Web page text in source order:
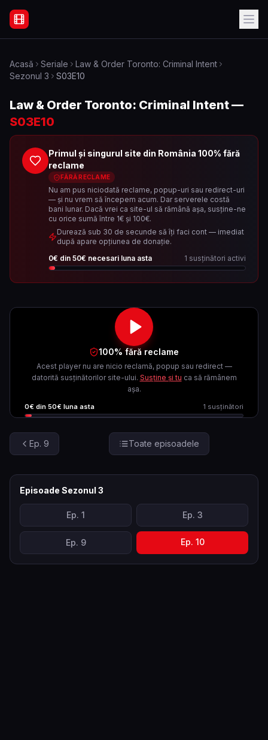
Filme Online Subtitrate - Acasă
Acasă Seriale
Law & Order Toronto: Criminal Intent
Sezonul 3 S03E10
Law & Order Toronto: Criminal Intent—
S03E10
Primul și singurul site din România 100% fără
reclame
FĂRĂ RECLAME
Nu am pus niciodată reclame, popup-uri sau redirect-uri
— și nu vrem să începem acum. Dar serverele costă
bani lunar. Dacă vrei ca site-ul să rămână așa, susține-ne
cu orice sumă între 1€ și 100€.
Durează sub 30 de secunde să îți faci cont — imediat
după apare opțiunea de donație.
0€ din 50€ necesari luna asta 1 susținători activi
100% fără reclame
Acest player nu are nicio reclamă, popup sau redirect —
datorită susținătorilor site-ului. Susține și tu ca să rămânem
așa.
0€ din 50€ luna asta 1 susținători
Ep. 9 Toate episoadele
Episoade Sezonul 3
Ep. 1 Ep. 3
Ep. 9 Ep. 10